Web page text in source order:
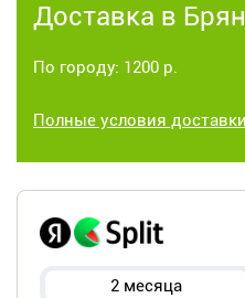
Доставка в
По городу: 1200 р.
Полные условия доставки
2 месяца